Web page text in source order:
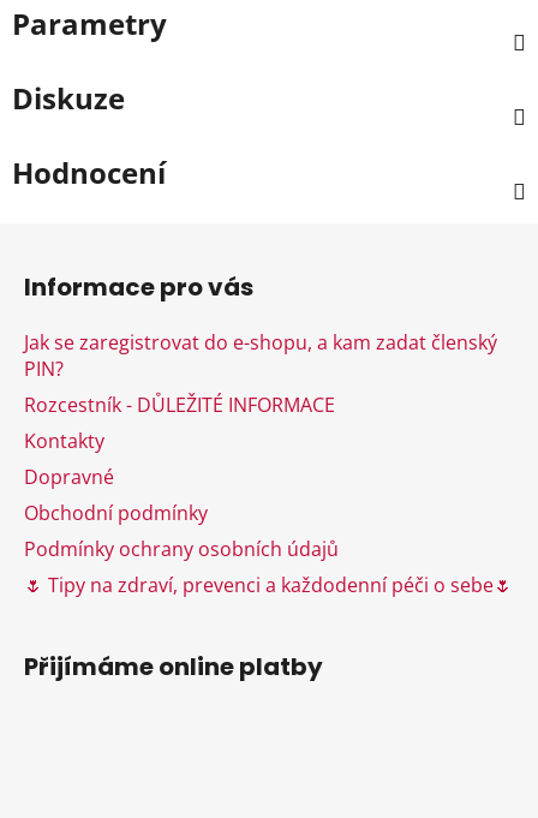
Parametry
Diskuze
Hodnocení
Informace pro vás
Jak se zaregistrovat do e-shopu, a kam zadat členský
PIN?
Rozcestník - DŮLEŽITÉ INFORMACE
Kontakty
Dopravné
Obchodní podmínky
Podmínky ochrany osobních údajů
🌷 Tipy na zdraví, prevenci a každodenní péči o sebe🌷
Přijímáme online platby